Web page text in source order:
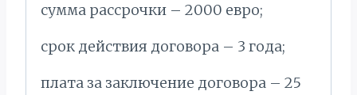
сумма рассрочки – 2000 евро;
срок действия договора – 3 года;
плата за заключение договора – 25